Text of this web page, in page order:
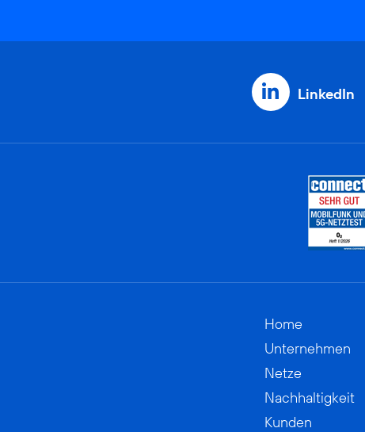
LinkedIn
Home
Unternehmen
Netze
Nachhaltigkeit
Kunden